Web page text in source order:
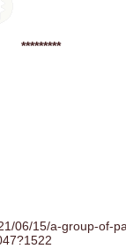
*********
06/15/a-group-of-